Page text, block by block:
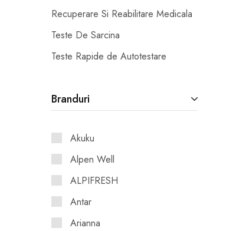
Recuperare Si Reabilitare Medicala
Teste De Sarcina
Teste Rapide de Autotestare
Branduri
Akuku
Alpen Well
ALPIFRESH
Antar
Arianna